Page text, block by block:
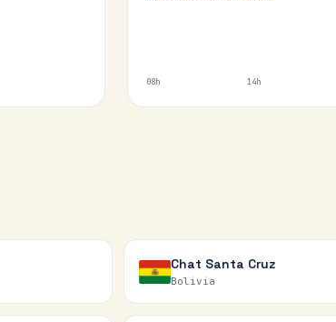
08h 14h
Chat Santa Cruz
Bolivia